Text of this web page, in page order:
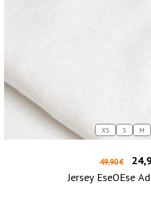
XS S M
49,90 €
Jersey EseOEse